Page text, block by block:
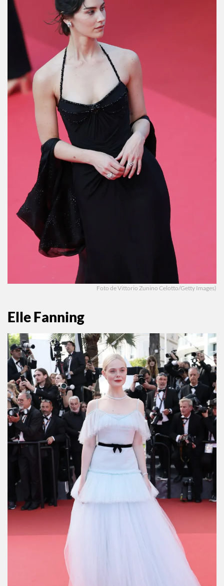
Foto de Vittorio Zunino Celotto/Getty Images)
Elle Fanning